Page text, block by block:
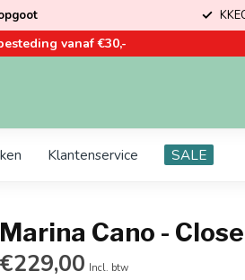
vanaf €30,-
Klantenservice SALE
Marina Cano -
€229,00 Incl. btw